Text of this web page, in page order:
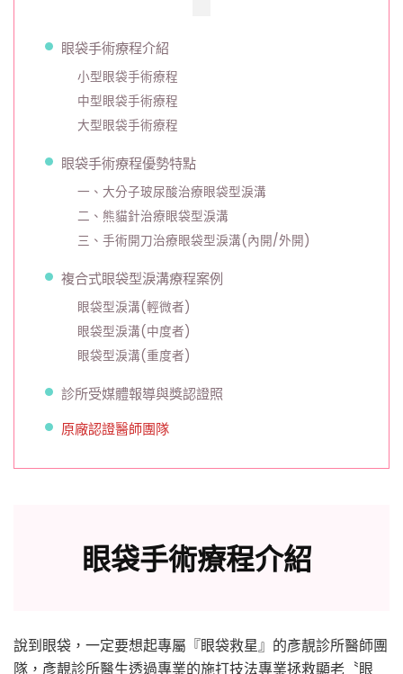
整
解
析〉
中
眼袋手術療程介紹
小型眼袋手術療程
中型眼袋手術療程
大型眼袋手術療程
眼袋手術療程優勢特點
一、大分子玻尿酸治療眼袋型淚溝
二、熊貓針治療眼袋型淚溝
三、手術開刀治療眼袋型淚溝(內開/外開)
複合式眼袋型淚溝療程案例
眼袋型淚溝(輕微者)
眼袋型淚溝(中度者)
眼袋型淚溝(重度者)
診所受媒體報導與獎認證照
原廠認證醫師團隊
眼袋手術療程介紹
說到眼袋，一定要想起專屬『眼袋救星』的彥靚診所醫師團
隊，彥靚診所醫生透過專業的施打技法專業拯救顯老〝眼